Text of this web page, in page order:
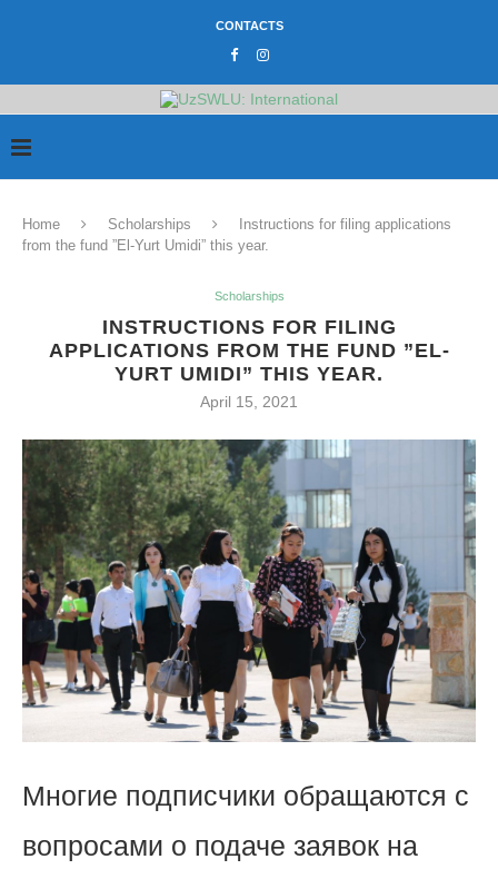
CONTACTS
Home Scholarships
Instructions for filing applications
from the fund ”El-Yurt Umidi” this year.
Scholarships
INSTRUCTIONS FOR FILING
APPLICATIONS FROM THE FUND ”EL-
YURT UMIDI” THIS YEAR.
April 15, 2021
Многие подписчики обращаются с
вопросами о подаче заявок на